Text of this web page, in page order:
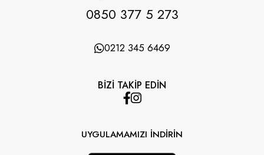
0850 377 5 273
0212 345 6469
BİZİ TAKİP EDİN
UYGULAMAMIZI İNDİRİN